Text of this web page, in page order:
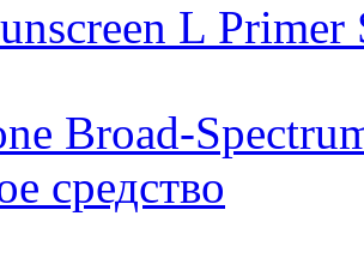
L
Broad-
средство